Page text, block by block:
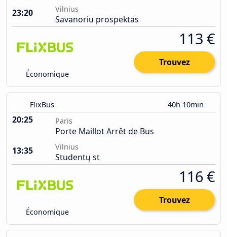
23:20
Vilnius
Savanoriu prospektas
Économique
113 €
Trouvez
FlixBus 40h 10min
20:25 Paris
Porte Maillot Arrêt de Bus
13:35
Vilnius
Studentų st
Économique
116 €
Trouvez